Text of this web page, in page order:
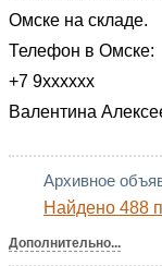
Омске на складе.
Телефон в Омске:
+7 9xxxxxx
Валентина
Архивное
Найдено 488
Дополнительно...